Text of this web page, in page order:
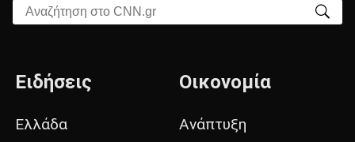
Αναζήτηση στο CNN.gr
Ειδήσεις
Ελλάδα
Οικονομία
Ανάπτυξη